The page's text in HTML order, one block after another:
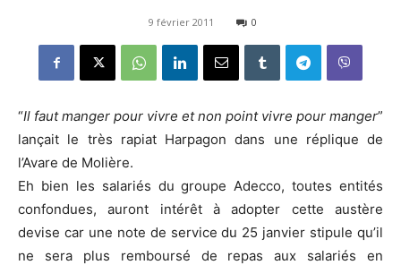
9 février 2011 0
“Il faut manger pour vivre et non point vivre pour manger”
lançait le très rapiat Harpagon dans une réplique de
l’Avare de Molière.
Eh bien les salariés du groupe Adecco, toutes entités
confondues, auront intérêt à adopter cette austère
devise car une note de service du 25 janvier stipule qu’il
ne sera plus remboursé de repas aux salariés en